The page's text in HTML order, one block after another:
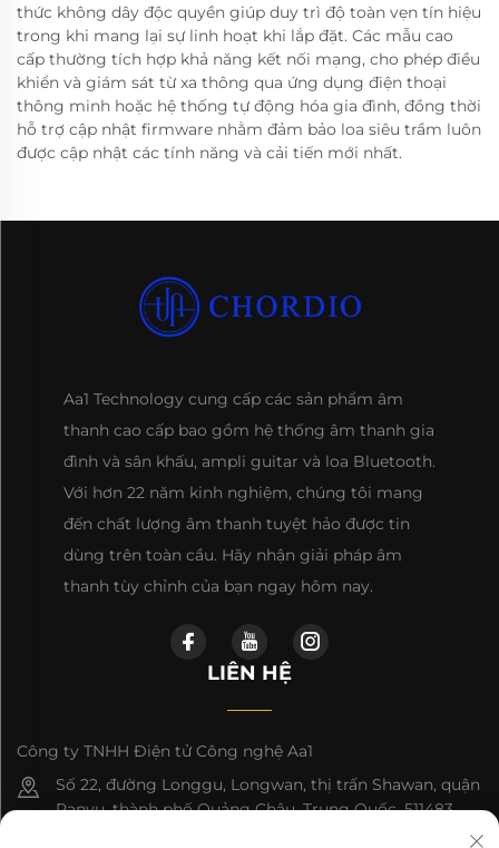
thức không dây độc quyền giúp duy trì độ toàn vẹn tín hiệu
trong khi mang lại sự linh hoạt khi lắp đặt. Các mẫu cao
cấp thường tích hợp khả năng kết nối mạng, cho phép điều
khiển và giám sát từ xa thông qua ứng dụng điện thoại
thông minh hoặc hệ thống tự động hóa gia đình, đồng thời
hỗ trợ cập nhật firmware nhằm đảm bảo loa siêu trầm luôn
được cập nhật các tính năng và cải tiến mới nhất.
Aa1 Technology cung cấp các sản phẩm âm
thanh cao cấp bao gồm hệ thống âm thanh gia
đình và sân khấu, ampli guitar và loa Bluetooth.
Với hơn 22 năm kinh nghiệm, chúng tôi mang
đến chất lượng âm thanh tuyệt hảo được tin
dùng trên toàn cầu. Hãy nhận giải pháp âm
thanh tùy chỉnh của bạn ngay hôm nay.
LIÊN HỆ
Công ty TNHH Điện tử Công nghệ Aa1
Số 22, đường Longgu, Longwan, thị trấn Shawan, quận
Panyu, thành phố Quảng Châu, Trung Quốc, 511483